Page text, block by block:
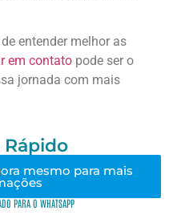
entender melhor as
em contato pode ser o
jornada com mais
mesmo para mais
PARA O WHATSAPP